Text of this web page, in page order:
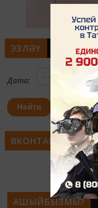
АШЫЙБЫЗМЫ?
ЭЗЛӘҮ
Дата:
Найти
ВКОНТАКТЕ